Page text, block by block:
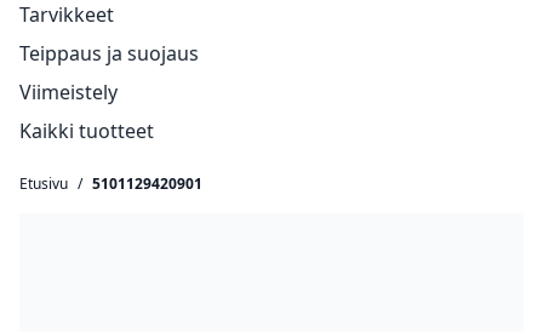
Tarvikkeet
Teippaus ja suojaus
Viimeistely
Kaikki tuotteet
Etusivu / 5101129420901